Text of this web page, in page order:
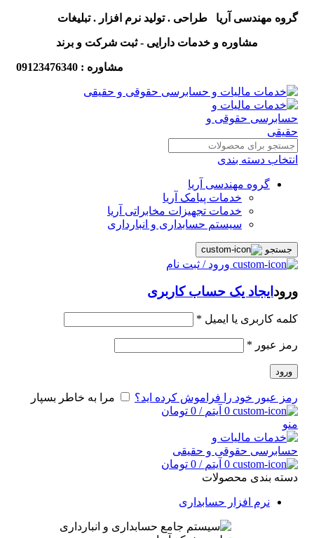
گروه مهندسی آریا طراحی . تولید نرم افزار . تبلیغات
مشاوره و خدمات دارایی - ثبت شرکت و برند
مشاوره : 09123476340
انتخاب دسته بندی
گروه مهندسی آریا
خدمات پیامک آریا
خدمات تجهیزات مخابراتی آریا
سیستم حسابداری و انبارداری
جستجو
ورود / ثبت نام
ورود ایجاد یک حساب کاربری
کلمه کاربری یا ایمیل *
رمز عبور *
ورود
رمز عبور خود را فراموش کرده اید؟
مرا به خاطر بسپار
0 آیتم /
0 تومان
منو
0 آیتم /
0 تومان
دسته بندی محصولات
نرم افزار حسابداری